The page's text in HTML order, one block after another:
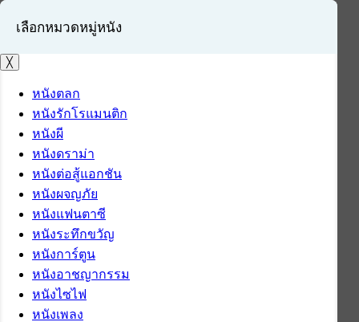
เข้าสู่ระบบ
สมัครสมาชิก
เลือกหมวดหมู่หนัง
╳
หนังตลก
หนังรักโรแมนติก
หนังผี
หนังดราม่า
หนังต่อสู้แอกชัน
หนังผจญภัย
หนังแฟนตาซี
หนังระทึกขวัญ
หนังการ์ตูน
หนังอาชญากรรม
หนังไซไฟ
หนังเพลง